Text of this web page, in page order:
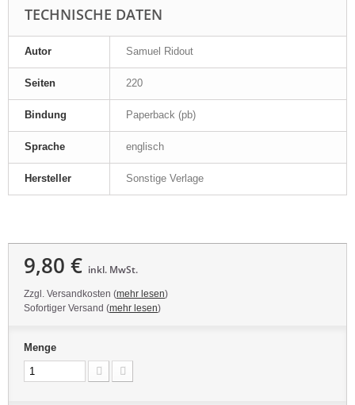
TECHNISCHE DATEN
Autor Samuel Ridout
Seiten 220
Bindung Paperback (pb)
Sprache englisch
Hersteller Sonstige Verlage
9,80 € inkl. MwSt.
Zzgl. Versandkosten (mehr lesen)
Sofortiger Versand (mehr lesen)
Menge